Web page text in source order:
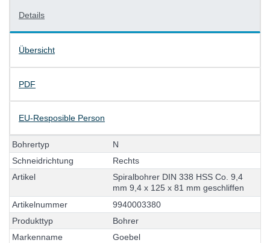
Details
Übersicht
PDF
EU-Resposible Person
Bohrertyp
N
Schneidrichtung Rechts
Artikel Spiralbohrer DIN 338 HSS Co. 9,4
mm 9,4 x 125 x 81 mm geschliffen
Artikelnummer 9940003380
Produkttyp Bohrer
Markenname Goebel